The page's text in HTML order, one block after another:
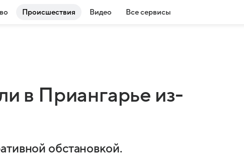
Происшествия Видео Все сервисы
в Приангарье из-
обстановкой.